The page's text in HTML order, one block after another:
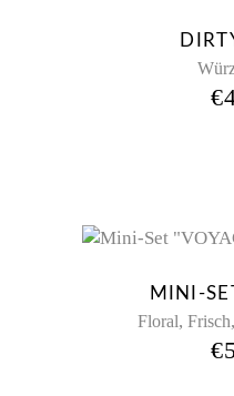
€
MINI-
Floral, Frisch,
€